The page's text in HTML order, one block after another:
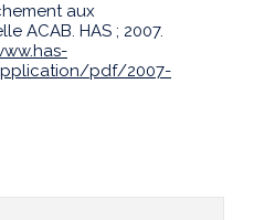
aux
ACAB. HAS ; 2007.
pdf/2007-